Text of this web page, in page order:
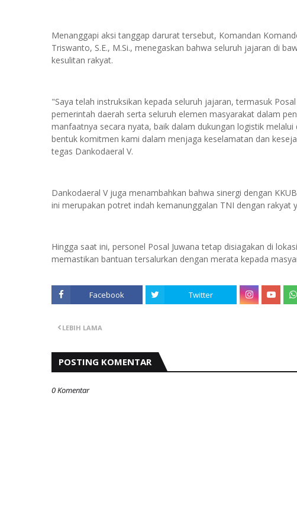
Menanggapi aksi tanggap darurat tersebut, Komandan
Triswanto, S.E., M.Si., menegaskan bahwa seluruh jajaran di
kesulitan rakyat.
"Saya telah instruksikan kepada seluruh jajaran, termasuk
pemerintah daerah serta seluruh elemen masyarakat dalam
manfaatnya secara nyata, baik dalam dukungan logistik
bentuk komitmen kami dalam menjaga keselamatan dan
tegas Dankodaeral V.
Dankodaeral V juga menambahkan bahwa sinergi dengan
ini merupakan potret indah kemanunggalan TNI dengan rakyat
Hingga saat ini, personel Posal Juwana tetap disiagakan di
memastikan bantuan tersalurkan dengan merata kepada
Facebook Twitter
LEBIH LAMA
POSTING KOMENTAR
0 Komentar